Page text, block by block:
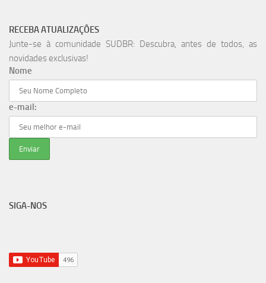
RECEBA ATUALIZAÇÔES
Junte-se à comunidade SUDBR: Descubra, antes de todos, as
novidades exclusivas!
Nome
e-mail:
SIGA-NOS